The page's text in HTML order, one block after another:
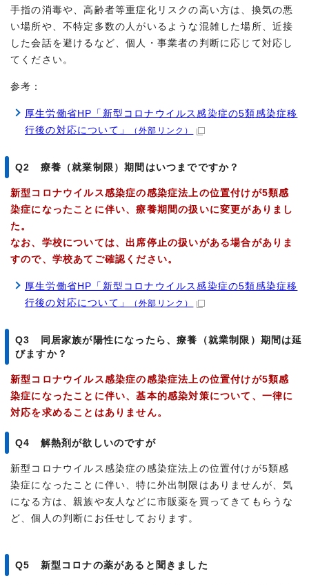
手指の消毒や、高齢者等重症化リスクの高い方は、換気の悪
い場所や、不特定多数の人がいるような混雑した場所、近接
した会話を避けるなど、個人・事業者の判断に応じて対応し
てください。
参考：
厚生労働省HP「新型コロナウイルス感染症の5類感染症移
行後の対応について」
（外部リンク）
Q2 療養（就業制限）期間はいつまでですか？
新型コロナウイルス感染症の感染症法上の位置付けが5類感
染症になったことに伴い、療養期間の扱いに変更がありまし
た。
なお、学校については、出席停止の扱いがある場合がありま
すので、学校あてご確認ください。
厚生労働省HP「新型コロナウイルス感染症の5類感染症移
行後の対応について」
（外部リンク）
Q3 同居家族が陽性になったら、療養（就業制限）期間は延
びますか？
新型コロナウイルス感染症の感染症法上の位置付けが5類感
染症になったことに伴い、基本的感染対策について、一律に
対応を求めることはありません。
Q4 解熱剤が欲しいのですが
新型コロナウイルス感染症の感染症法上の位置付けが5類感
染症になったことに伴い、特に外出制限はありませんが、気
になる方は、親族や友人などに市販薬を買ってきてもらうな
ど、個人の判断にお任せしております。
Q5 新型コロナの薬があると聞きました